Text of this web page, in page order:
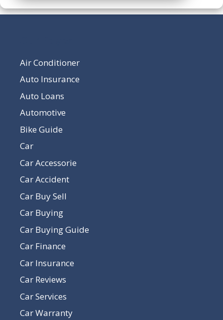
Air Conditioner
Auto Insurance
Auto Loans
Automotive
Bike Guide
Car
Car Accessorie
Car Accident
Car Buy Sell
Car Buying
Car Buying Guide
Car Finance
Car Insurance
Car Reviews
Car Services
Car Warranty